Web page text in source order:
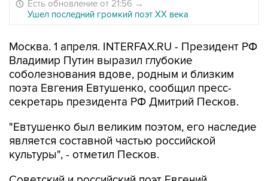
Есть обновление от 21:56 →
Ушел последний громкий поэт XX века
Москва. 1 апреля. INTERFAX.RU - Президент РФ
Владимир Путин выразил глубокие
соболезнования вдове, родным и близким
поэта Евгения Евтушенко, сообщил пресс-
секретарь президента РФ Дмитрий Песков.
"Евтушенко был великим поэтом, его наследие
является составной частью российской
культуры", - отметил Песков.